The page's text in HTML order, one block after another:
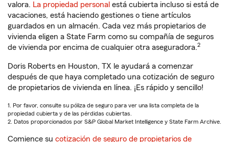
valora. La propiedad personal está cubierta incluso si está de
vacaciones, está haciendo gestiones o tiene artículos
guardados en un almacén. Cada vez más propietarios de
vivienda eligen a State Farm como su compañía de seguros
de vivienda por encima de cualquier otra aseguradora.2
Doris Roberts en Houston, TX le ayudará a comenzar
después de que haya completado una cotización de seguro
de propietarios de vivienda en línea. ¡Es rápido y sencillo!
1. Por favor, consulte su póliza de seguro para ver una lista completa de la
propiedad cubierta y de las pérdidas cubiertas.
2. Datos proporcionados por S&P Global Market Intelligence y State Farm Archive.
Comience su cotización de seguro de propietarios de